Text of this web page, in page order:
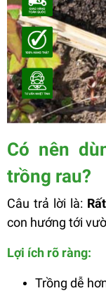
Có nên
trồng rau?
Câu trả lời là:
con hướng tới
Lợi ích rõ ràng:
Trồng dễ